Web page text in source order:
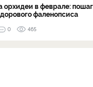
орхидеи в феврале:
фаленопсиса
0 465